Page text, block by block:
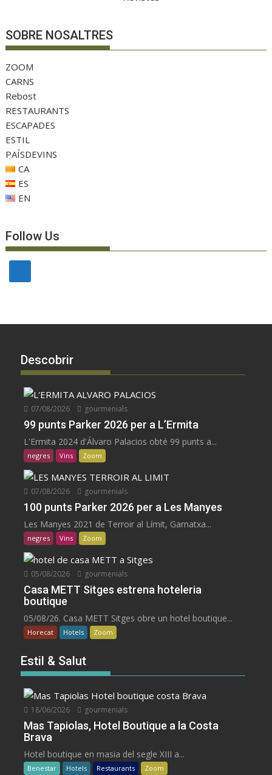
SOBRE NOSALTRES
ZOOM
CARNS
Rebost
RESTAURANTS
ESCAPADES
ESTIL
PAÍSDEVINS
CA
ES
EN
Follow Us
Descobrir
07/08/2026 gourmenials
99 punts Parker 2026 per a L’Ermita
L'Ermita 2024 d'Álvaro Palacios obté 99 punts a...
negres Vins Zoom
07/08/2026 gourmenials
100 punts Parker 2026 per a Les Manyes
Les Manyes 2021 de Terroir al Límit, Garnatxa...
negres Vins Zoom
05/08/2026 gourmenials
Casa METT Sitges estrena hoteleria
boutique
05/08/26. Casa METT Sitges obre un hotel boutique...
Horecat Hotels Zoom
Estil & Salut
18/06/2026 gourmenials
Mas Tapiolas, Hotel Boutique a la Costa
Brava
Hotel boutique en masia del segle XIII a...
Benestar Hotels Restaurants Zoom